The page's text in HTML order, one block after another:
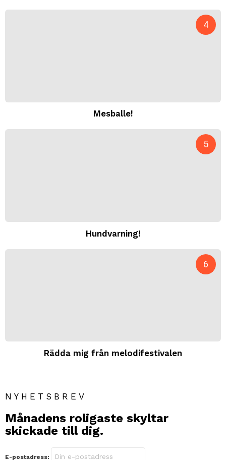
Mesballe!
Hundvarning!
Rädda mig från melodifestivalen
NYHETSBREV
Månadens roligaste skyltar
skickade till dig.
E-postadress: